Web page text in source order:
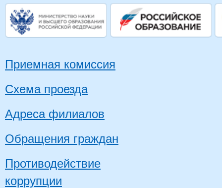
Приемная комиссия
Схема проезда
Адреса филиалов
Обращения граждан
Противодействие
коррупции